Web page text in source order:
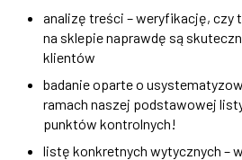
analizę treści – weryfikację, czy
na sklepie naprawdę są
klientów
badanie oparte o
ramach naszej podstawowej
punktów kontrolnych!
listę konkretnych wytycznych –